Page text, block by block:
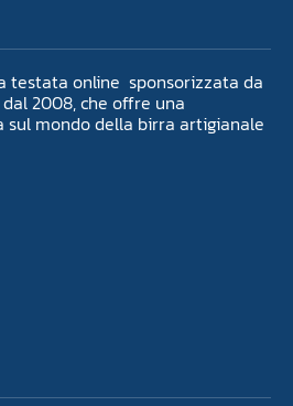
testata online sponsorizzata da
2008, che offre una
sul mondo della birra artigianale